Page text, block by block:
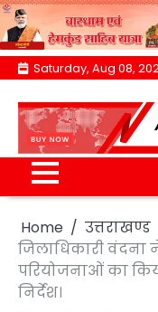
Skip
content
Saturday, Aug 08,
Home
उत्तराखण्ड
जिलाधिकारी वंदना
परियोजनाओं का
निर्देश।